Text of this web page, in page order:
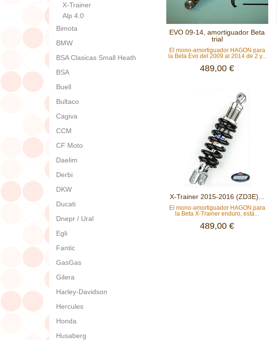
X-Trainer
Alp 4.0
Bimota
BMW
BSA Clasicas Small Heath
BSA
Buell
Bultaco
Cagiva
CCM
CF Moto
Daelim
Derbi
DKW
Ducati
Dnepr / Ural
Egli
Fantic
GasGas
Gilera
Harley-Davidson
Hercules
Honda
Husaberg
EVO 09-14, amortiguador Beta
trial
El mono-amortiguador HAGON para
la Beta Evo del 2009 al 2014 de 2 y...
489,00 €
X-Trainer 2015-2016 (ZD3E)...
El mono-amortiguador HAGON para
la Beta X-Trainer enduro, está...
489,00 €